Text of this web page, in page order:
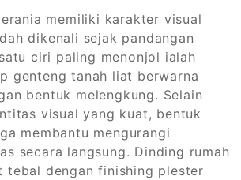
memiliki karakter visual
dikenali sejak pandangan
ciri paling menonjol ialah
genteng tanah liat berwarna
bentuk melengkung. Selain
visual yang kuat, bentuk
membantu mengurangi
secara langsung. Dinding rumah
tebal dengan finishing plester